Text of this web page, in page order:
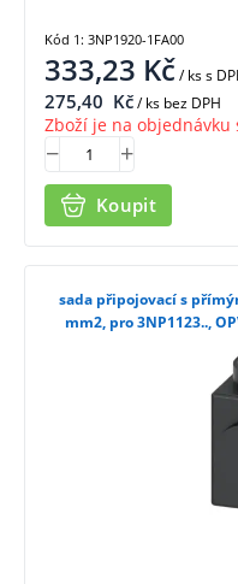
333,23 Kč/ kss
275,40 Kč/ ks bez DPH
Zboží je na
Koupit
Kód 1: 3NP1920-1FA00
sada připojovací s
mm2, pro 3NP1123..,